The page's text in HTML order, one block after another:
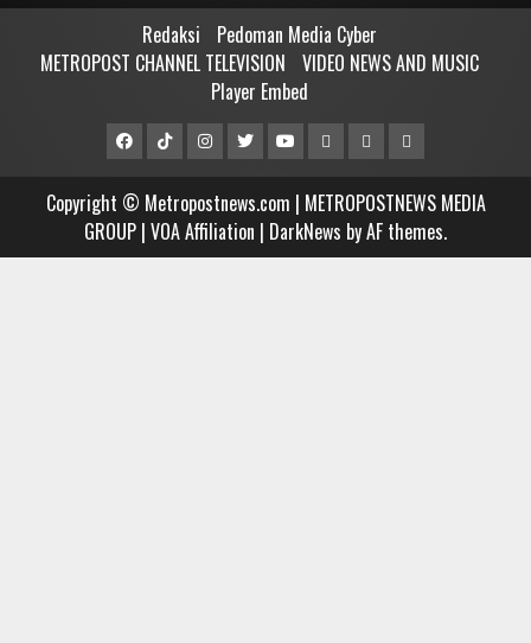
Redaksi
Pedoman Media Cyber
METROPOST CHANNEL TELEVISION
VIDEO NEWS AND MUSIC
Player Embed
FacebookTiktok
Media
Group
Instagram
TwitterYoutubeMCTVVIDEO
AND
MUSIC
Player
Copyright © Metropostnews.com | METROPOSTNEWS MEDIA
GROUP | VOA Affiliation | DarkNews by AF themes.